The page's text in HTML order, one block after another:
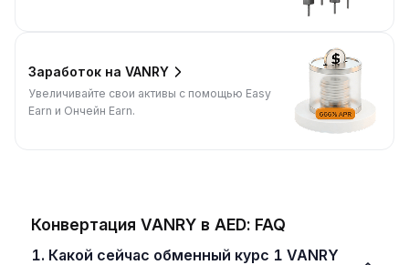
Заработок на VANRY
Увеличивайте свои активы с помощью Easy
Earn и Ончейн Earn.
Конвертация VANRY в AED: FAQ
1. Какой сейчас обменный курс 1 VANRY